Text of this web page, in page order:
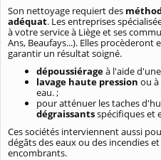
Son nettoyage requiert des
adéquat. Les entreprises
à votre service à Liège et ses
Ans, Beaufays...). Elles
garantir un résultat soigné.
dépoussiérageà l'aide
lavage haute pression ou
eau. ;
pour atténuer les taches
dégraissantsspécifiques et
Ces sociétés interviennent aussi
dégâts des eaux ou des incendies
encombrants.